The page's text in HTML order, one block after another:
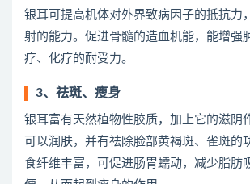
银耳可提高机体对外界致病因子的抵抗力
射的能力。促进骨髓的造血机能，能增强
疗、化疗的耐受力。
3、祛斑、瘦身
银耳富有天然植物性胶质，加上它的滋阴
可以润肤，并有祛除脸部黄褐斑、雀斑的
食纤维丰富，可促进肠胃蠕动，减少脂肪